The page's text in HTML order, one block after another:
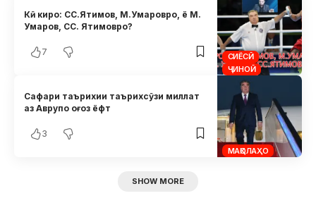
СИЁСӢ
ҶИНОӢ
Кӣ киро: СС.Ятимов, М.Умаровро, ё М.
Умаров, СС. Ятимовро?
7
МАҚОЛАҲО
Сафари таърихии таърихсӯзи миллат
аз Аврупо оғоз ёфт
3
SHOW MORE